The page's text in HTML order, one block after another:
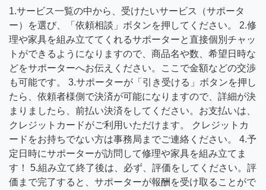
1.サービス一覧の中から、受けたいサービス（サポータ
ー）を選び、「依頼相談」ボタンを押してください。 2.修
理や家具を組み立ててくれるサポーターと直接個別チャッ
トができるようになりますので、商品名や数、希望日時な
どをサポーターへお伝えください。ここで金額などの交渉
も可能です。 3.サポーターが「引き受ける」ボタンを押し
たら、依頼者様側で決済が可能になりますので、詳細が決
まりましたら、前払い決済をしてください。お支払いは、
クレジットカードがご利用いただけます。 クレジットカ
ードをお持ちでない方は事務局までご連絡ください。 4.予
定日時にサポーターが訪問して修理や家具を組み立てま
す！ 5.組み立て終了後は、必ず、評価をしてください。評
価まで完了すると、サポーターが報酬を受け取ることがで